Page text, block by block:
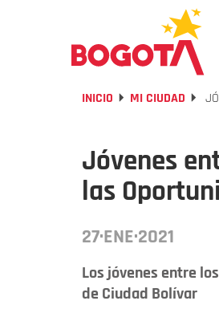
INICIO MI CIUDAD
Jóvenes
las
27·ENE·2021
Los jóvenes entre
de Ciudad Bolívar